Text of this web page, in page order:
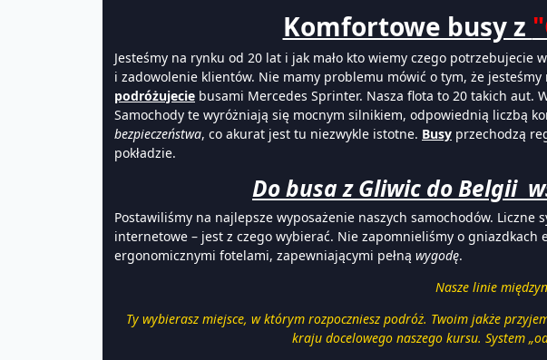
Komfortowe busy z
Jesteśmy na rynku od 20 lat i jak mało kto wiemy czego potrzebujecie
i zadowolenie klientów. Nie mamy problemu mówić o tym, że
podróżujecie busami Mercedes Sprinter. Nasza flota to 20 takich aut.
Samochody te wyróżniają się mocnym silnikiem, odpowiednią liczbą
bezpieczeństwa, co akurat jest tu niezwykle istotne. Busy przechodzą
pokładzie.
Do busa z Gliwic do Belgii
Postawiliśmy na najlepsze wyposażenie naszych samochodów.
internetowe – jest z czego wybierać. Nie zapomnieliśmy o gniazdkach
ergonomicznymi fotelami, zapewniającymi pełną wygodę.
Nasze linie
Ty wybierasz miejsce, w którym rozpoczniesz podróż. Twoim jakże
kraju docelowego naszego kursu. System